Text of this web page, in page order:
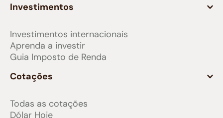
Investimentos
Investimentos internacionais
Aprenda a investir
Guia Imposto de Renda
Cotações
Todas as cotações
Dólar Hoje